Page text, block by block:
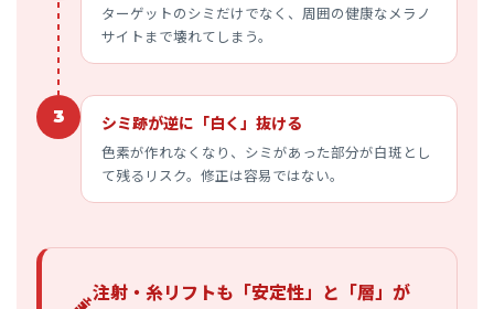
ターゲットのシミだけでなく、周囲の健康なメラノ
サイトまで壊れてしまう。
3 シミ跡が逆に「白く」抜ける
色素が作れなくなり、シミがあった部分が白斑とし
て残るリスク。修正は容易ではない。
注射・糸リフトも「安定性」と「層」が